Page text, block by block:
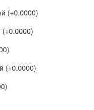
(+0.0000)
(+0.0000)